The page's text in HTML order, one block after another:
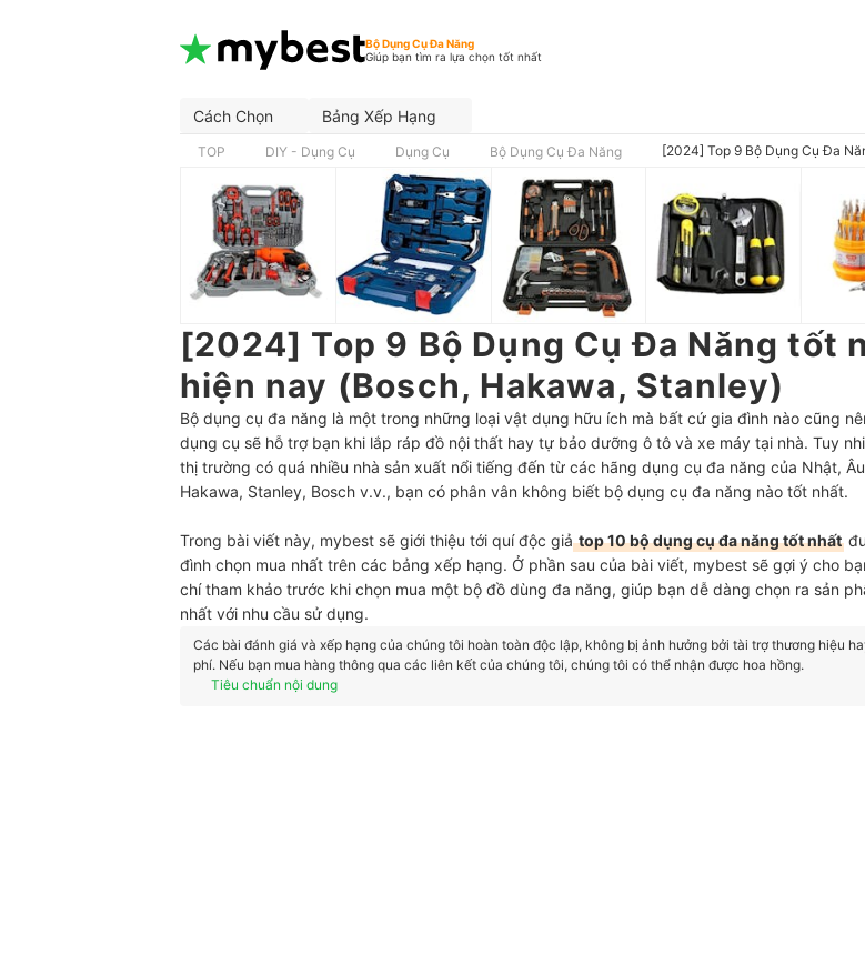
Bộ Dụng Cụ Đa Năng
Giúp bạn tìm ra lựa chọn tốt nhất
Cách Chọn Bảng Xếp Hạng
TOP DIY - Dụng Cụ Dụng Cụ Bộ Dụng Cụ Đa Năng [2024] Top 9 Bộ Dụng Cụ Đa
[2024] Top 9 Bộ Dụng Cụ Đa Năng tốt
hiện nay (Bosch, Hakawa, Stanley)
Bộ dụng cụ đa năng là một trong những loại vật dụng hữu ích mà bất cứ gia đình nào cũng
dụng cụ sẽ hỗ trợ bạn khi lắp ráp đồ nội thất hay tự bảo dưỡng ô tô và xe máy tại nhà. Tuy
thị trường có quá nhiều nhà sản xuất nổi tiếng đến từ các hãng dụng cụ đa năng của Nhật,
Hakawa, Stanley, Bosch v.v., bạn có phân vân không biết bộ dụng cụ đa năng nào tốt nhất.
Trong bài viết này, mybest sẽ giới thiệu tới quí độc giảtop 10 bộ dụng cụ đa năng tốt nhất
đình chọn mua nhất trên các bảng xếp hạng. Ở phần sau của bài viết, mybest sẽ gợi ý cho
chí tham khảo trước khi chọn mua một bộ đồ dùng đa năng, giúp bạn dễ dàng chọn ra sản
nhất với nhu cầu sử dụng.
Các bài đánh giá và xếp hạng của chúng tôi hoàn toàn độc lập, không bị ảnh hưởng bởi tài trợ thương hiệu
phí. Nếu bạn mua hàng thông qua các liên kết của chúng tôi, chúng tôi có thể nhận được hoa hồng.
Tiêu chuẩn nội dung